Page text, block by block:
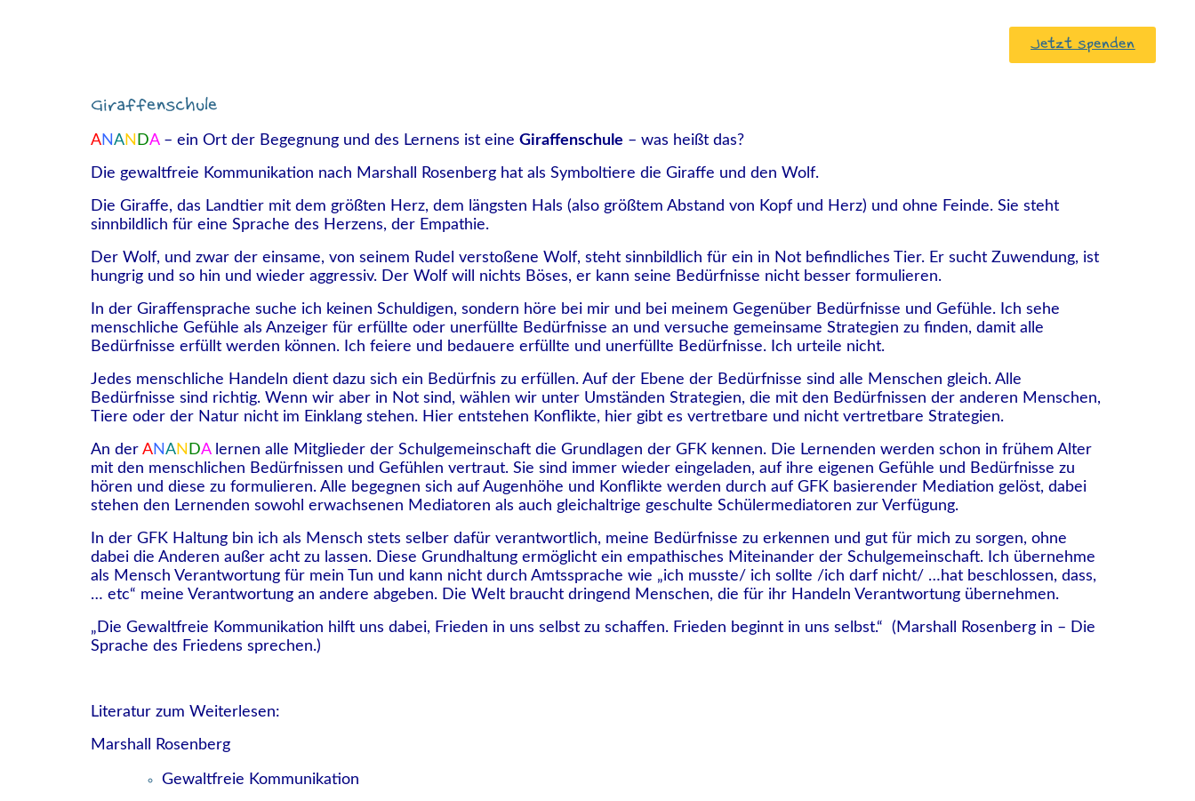
Jetzt spenden
Giraffenschule
ANAN DA– ein Ort der Begegnung und des Lernens ist eine Giraffenschule – was heißt das?
Die gewaltfreie Kommunikation nach Marshall Rosenberg hat als Symboltiere die Giraffe und den Wolf.
Die Giraffe, das Landtier mit dem größten Herz, dem längsten Hals (also größtem Abstand von Kopf und Herz) und ohne Feinde. Sie steht
sinnbildlich für eine Sprache des Herzens, der Empathie.
Der Wolf, und zwar der einsame, von seinem Rudel verstoßene Wolf, steht sinnbildlich für ein in Not befindliches Tier. Er sucht Zuwendung, ist
hungrig und so hin und wieder aggressiv. Der Wolf will nichts Böses, er kann seine Bedürfnisse nicht besser formulieren.
In der Giraffensprache suche ich keinen Schuldigen, sondern höre bei mir und bei meinem Gegenüber Bedürfnisse und Gefühle. Ich sehe
menschliche Gefühle als Anzeiger für erfüllte oder unerfüllte Bedürfnisse an und versuche gemeinsame Strategien zu finden, damit alle
Bedürfnisse erfüllt werden können. Ich feiere und bedauere erfüllte und unerfüllte Bedürfnisse. Ich urteile nicht.
Jedes menschliche Handeln dient dazu sich ein Bedürfnis zu erfüllen. Auf der Ebene der Bedürfnisse sind alle Menschen gleich. Alle
Bedürfnisse sind richtig. Wenn wir aber in Not sind, wählen wir unter Umständen Strategien, die mit den Bedürfnissen der anderen Menschen,
Tiere oder der Natur nicht im Einklang stehen. Hier entstehen Konflikte, hier gibt es vertretbare und nicht vertretbare Strategien.
An der ANAN DA lernen alle Mitglieder der Schulgemeinschaft die Grundlagen der GFK kennen. Die Lernenden werden schon in frühem Alter
mit den menschlichen Bedürfnissen und Gefühlen vertraut. Sie sind immer wieder eingeladen, auf ihre eigenen Gefühle und Bedürfnisse zu
hören und diese zu formulieren. Alle begegnen sich auf Augenhöhe und Konflikte werden durch auf GFK basierender Mediation gelöst, dabei
stehen den Lernenden sowohl erwachsenen Mediatoren als auch gleichaltrige geschulte Schülermediatoren zur Verfügung.
In der GFK Haltung bin ich als Mensch stets selber dafür verantwortlich, meine Bedürfnisse zu erkennen und gut für mich zu sorgen, ohne
dabei die Anderen außer acht zu lassen. Diese Grundhaltung ermöglicht ein empathisches Miteinander der Schulgemeinschaft. Ich übernehme
als Mensch Verantwortung für mein Tun und kann nicht durch Amtssprache wie „ich musste/ ich sollte /ich darf nicht/ …hat beschlossen, dass,
… etc“ meine Verantwortung an andere abgeben. Die Welt braucht dringend Menschen, die für ihr Handeln Verantwortung übernehmen.
„Die Gewaltfreie Kommunikation hilft uns dabei, Frieden in uns selbst zu schaffen. Frieden beginnt in uns selbst.“ (Marshall Rosenberg in – Die
Sprache des Friedens sprechen.)
Literatur zum Weiterlesen:
Marshall Rosenberg
Gewaltfreie Kommunikation